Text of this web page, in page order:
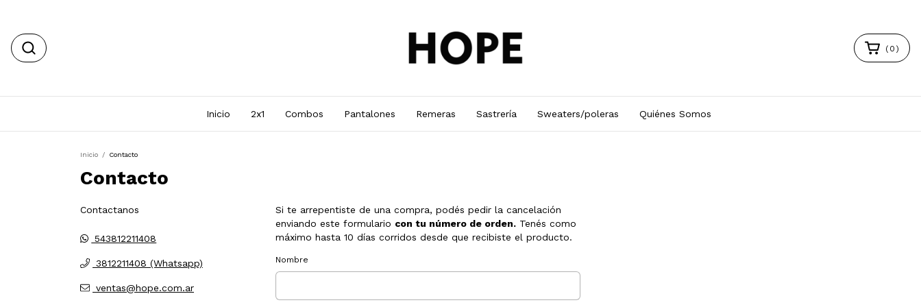
( 0 )
Inicio 2x1 Combos Pantalones Remeras Sastrería Sweaters/poleras Quiénes Somos
Inicio / Contacto
Contacto
Contactanos
543812211408
3812211408 (Whatsapp)
ventas@hope.com.ar
Si te arrepentiste de una compra, podés pedir la cancelación
enviando este formulario con tu número de orden. Tenés como
máximo hasta 10 días corridos desde que recibiste el producto.
Nombre